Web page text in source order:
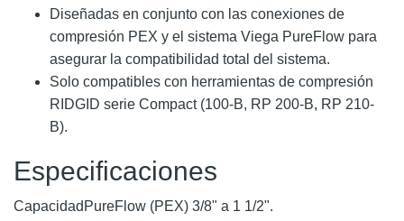
Diseñadas en conjunto con las conexiones de
compresión PEX y el sistema Viega PureFlow para
asegurar la compatibilidad total del sistema.
Solo compatibles con herramientas de compresión
RIDGID serie Compact (100-B, RP 200-B, RP 210-
B).
Especificaciones
Capacidad PureFlow (PEX) 3/8" a 1 1/2".